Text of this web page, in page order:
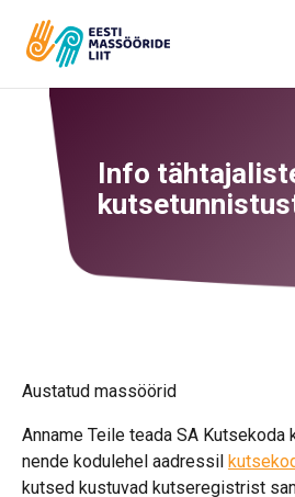
Info
Austatud massöörid
Anname Teile teada SA
nende kodulehel aadressil
kutsed kustuvad kutseregistrist